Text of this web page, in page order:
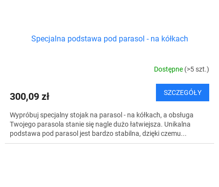
Specjalna podstawa pod parasol - na kółkach
Dostępne (>5 szt.)
300,09 zł SZCZEGÓŁY
Wypróbuj specjalny stojak na parasol - na kółkach, a obsługa
Twojego parasola stanie się nagle dużo łatwiejsza. Unikalna
podstawa pod parasol jest bardzo stabilna, dzięki czemu...